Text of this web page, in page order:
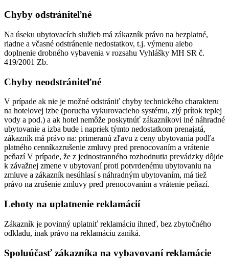
Chyby odstrániteľné
Na úseku ubytovacích služieb má zákazník právo na bezplatné,
riadne a včasné odstránenie nedostatkov, t.j. výmenu alebo
doplnenie drobného vybavenia v rozsahu Vyhlášky MH SR č.
419/2001 Zb.
Chyby neodstrániteľné
V prípade ak nie je možné odstrániť chyby technického charakteru
na hotelovej izbe (porucha vykurovacieho systému, zlý prítok teplej
vody a pod.) a ak hotel nemôže poskytnúť zákazníkovi iné náhradné
ubytovanie a izba bude i napriek týmto nedostatkom prenajatá,
zákazník má právo na: primeranú zľavu z ceny ubytovania podľa
platného cenníkazrušenie zmluvy pred prenocovaním a vrátenie
peňazí V prípade, že z jednostranného rozhodnutia prevádzky dôjde
k závažnej zmene v ubytovaní proti potvrdenému ubytovaniu na
zmluve a zákazník nesúhlasí s náhradným ubytovaním, má tiež
právo na zrušenie zmluvy pred prenocovaním a vrátenie peňazí.
Lehoty na uplatnenie reklamácií
Zákazník je povinný uplatniť reklamáciu ihneď, bez zbytočného
odkladu, inak právo na reklamáciu zaniká.
Spoluúčasť zákazníka na vybavovaní reklamácie